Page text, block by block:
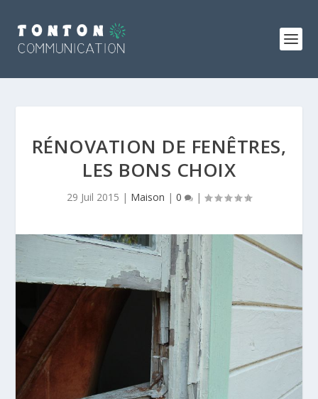
RÉNOVATION DE FENÊTRES,
LES BONS CHOIX
29 Juil 2015 | Maison | 0 |